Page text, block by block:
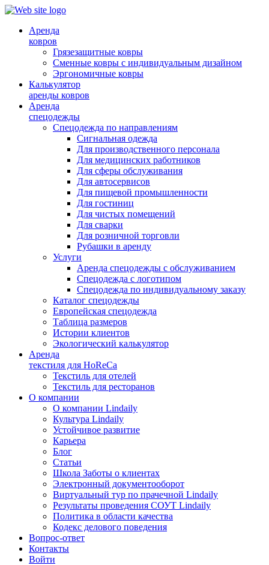
Аренда
ковров
Грязезащитные ковры
Сменные ковры с индивидуальным дизайном
Эргономичные ковры
Калькулятор
аренды ковров
Аренда
спецодежды
Спецодежда по направлениям
Сигнальная одежда
Для производственного персонала
Для медицинских работников
Для сферы обслуживания
Для автосервисов
Для пищевой промышленности
Для гостиниц
Для чистых помещений
Для сварки
Для розничной торговли
Рубашки в аренду
Услуги
Аренда спецодежды с обслуживанием
Спецодежда с логотипом
Спецодежда по индивидуальному заказу
Каталог спецодежды
Европейская спецодежда
Таблица размеров
Истории клиентов
Экологический калькулятор
Аренда
текстиля для HoReCa
Текстиль для отелей
Текстиль для ресторанов
О компании
О компании Lindaily
Культура Lindaily
Устойчивое развитие
Карьера
Блог
Статьи
Школа Заботы о клиентах
Электронный документооборот
Виртуальный тур по прачечной Lindaily
Результаты проведения СОУТ Lindaily
Политика в области качества
Кодекс делового поведения
Вопрос-ответ
Контакты
Войти